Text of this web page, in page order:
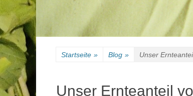
Startseite » Blog » Unser
Unser Ernteanteil